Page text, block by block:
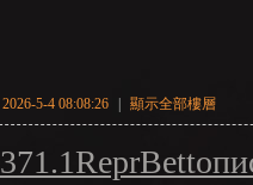
5-4 08:08:26 顯示全部樓層
371.1ReprBett